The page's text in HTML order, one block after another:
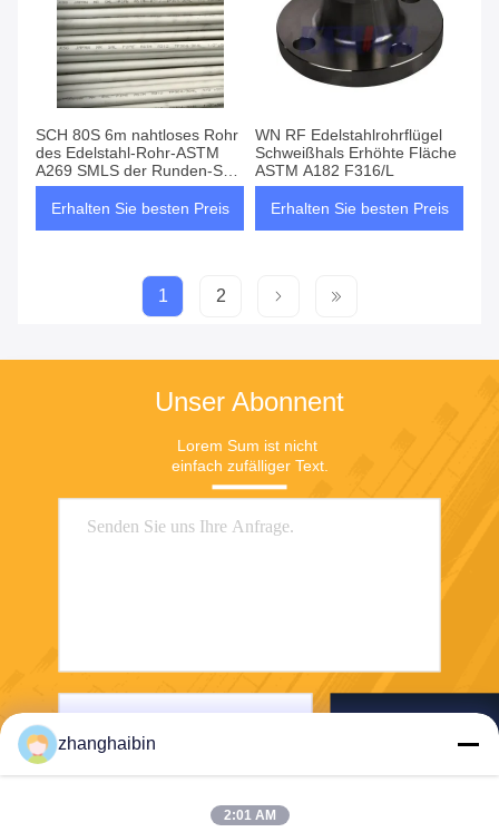
SCH 80S 6m nahtloses Rohr
des Edelstahl-Rohr-ASTM
A269 SMLS der Runden-SS
304
Erhalten Sie besten Preis
WN RF Edelstahlrohrflügel
Schweißhals Erhöhte Fläche
ASTM A182 F316/L
Erhalten Sie besten Preis
1 2
Unser Abonnent
Lorem Sum ist nicht
einfach zufälliger Text.
zhanghaibin
2:01 AM